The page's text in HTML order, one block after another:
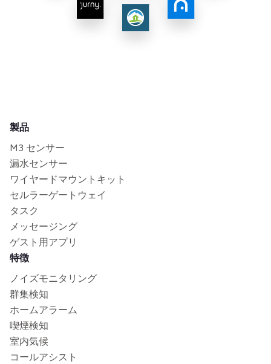
製品
M3 センサー
漏水センサー
ワイヤードマウントキット
セルラーゲートウェイ
タスク
メッセージング
ゲスト用アプリ
特徴
ノイズモニタリング
群集検知
ホームアラーム
喫煙検知
室内気候
コールアシスト